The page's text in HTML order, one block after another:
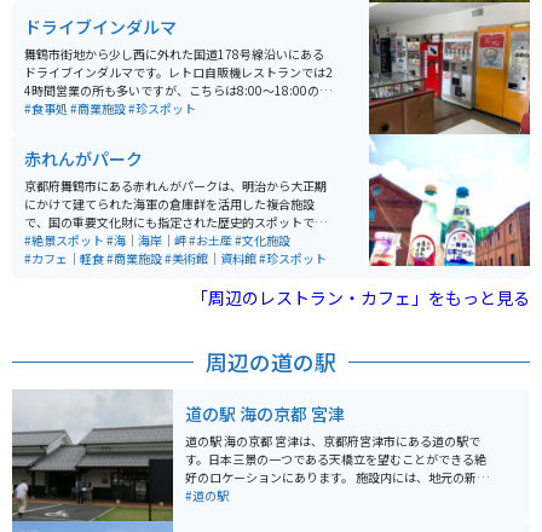
ターで展望室へ上がれます。晴天時はもちろん、夕暮れ
時の景色も格別です。 館内では「艦これ」コラボ企画も
実施されており、カフェ（10時オープン）では「妙高カ
レー」などの限定メニューも楽しめます。舞鶴観光の際
にはぜひ立ち寄りたいスポットです。
ドライブインダルマ
舞鶴市街地から少し西に外れた国道178号線沿いにある
ドライブインダルマです。レトロ自販機レストランでは2
4時間営業の所も多いですが、こちらは8:00～18:00の営
業時間です。 全体的にレトロな雰囲気で、古き良き昭和
には“自動販売機の聖地”とも呼ばれているようです。
#食事処 #商業施設#珍スポット
赤れんがパーク
京都府舞鶴市にある赤れんがパークは、明治から大正期
にかけて建てられた海軍の倉庫群を活用した複合施設
で、国の重要文化財にも指定された歴史的スポットで
す。重厚な赤れんが建築が立ち並ぶ景観はノスタルジッ
クな雰囲気に包まれ、映画やドラマのロケ地としても知
ナーがあり、ゆったりとした時間を過ごしながら食事や
点としても充実しています。港町ならではの開放感ある
景色も魅力で、散策するだけでも楽しめます。バイクで
訪れる場合は有料駐車場が整備されており、最大料金設
定もあるため安心して立ち寄れます。日本海側ツーリン
グの途中に、歴史と風景を味わえる休憩スポットとして
おすすめです。
#絶景スポット #海｜海岸｜岬#お土産#文化施設
#カフェ｜軽食#商業施設#美術館｜資料館#珍スポット
「周辺のレストラン・カフェ」をもっと見る
周辺の道の駅
道の駅 海の京都 宮津
道の駅 海の京都 宮津は、京都府宮津市にある道の駅で
す。日本三景の一つである天橋立を望むことができる絶
好のロケーションにあります。 施設内には、地元の新鮮
な魚介類や野菜などを販売する直売所や、宮津湾の新鮮
#道の駅